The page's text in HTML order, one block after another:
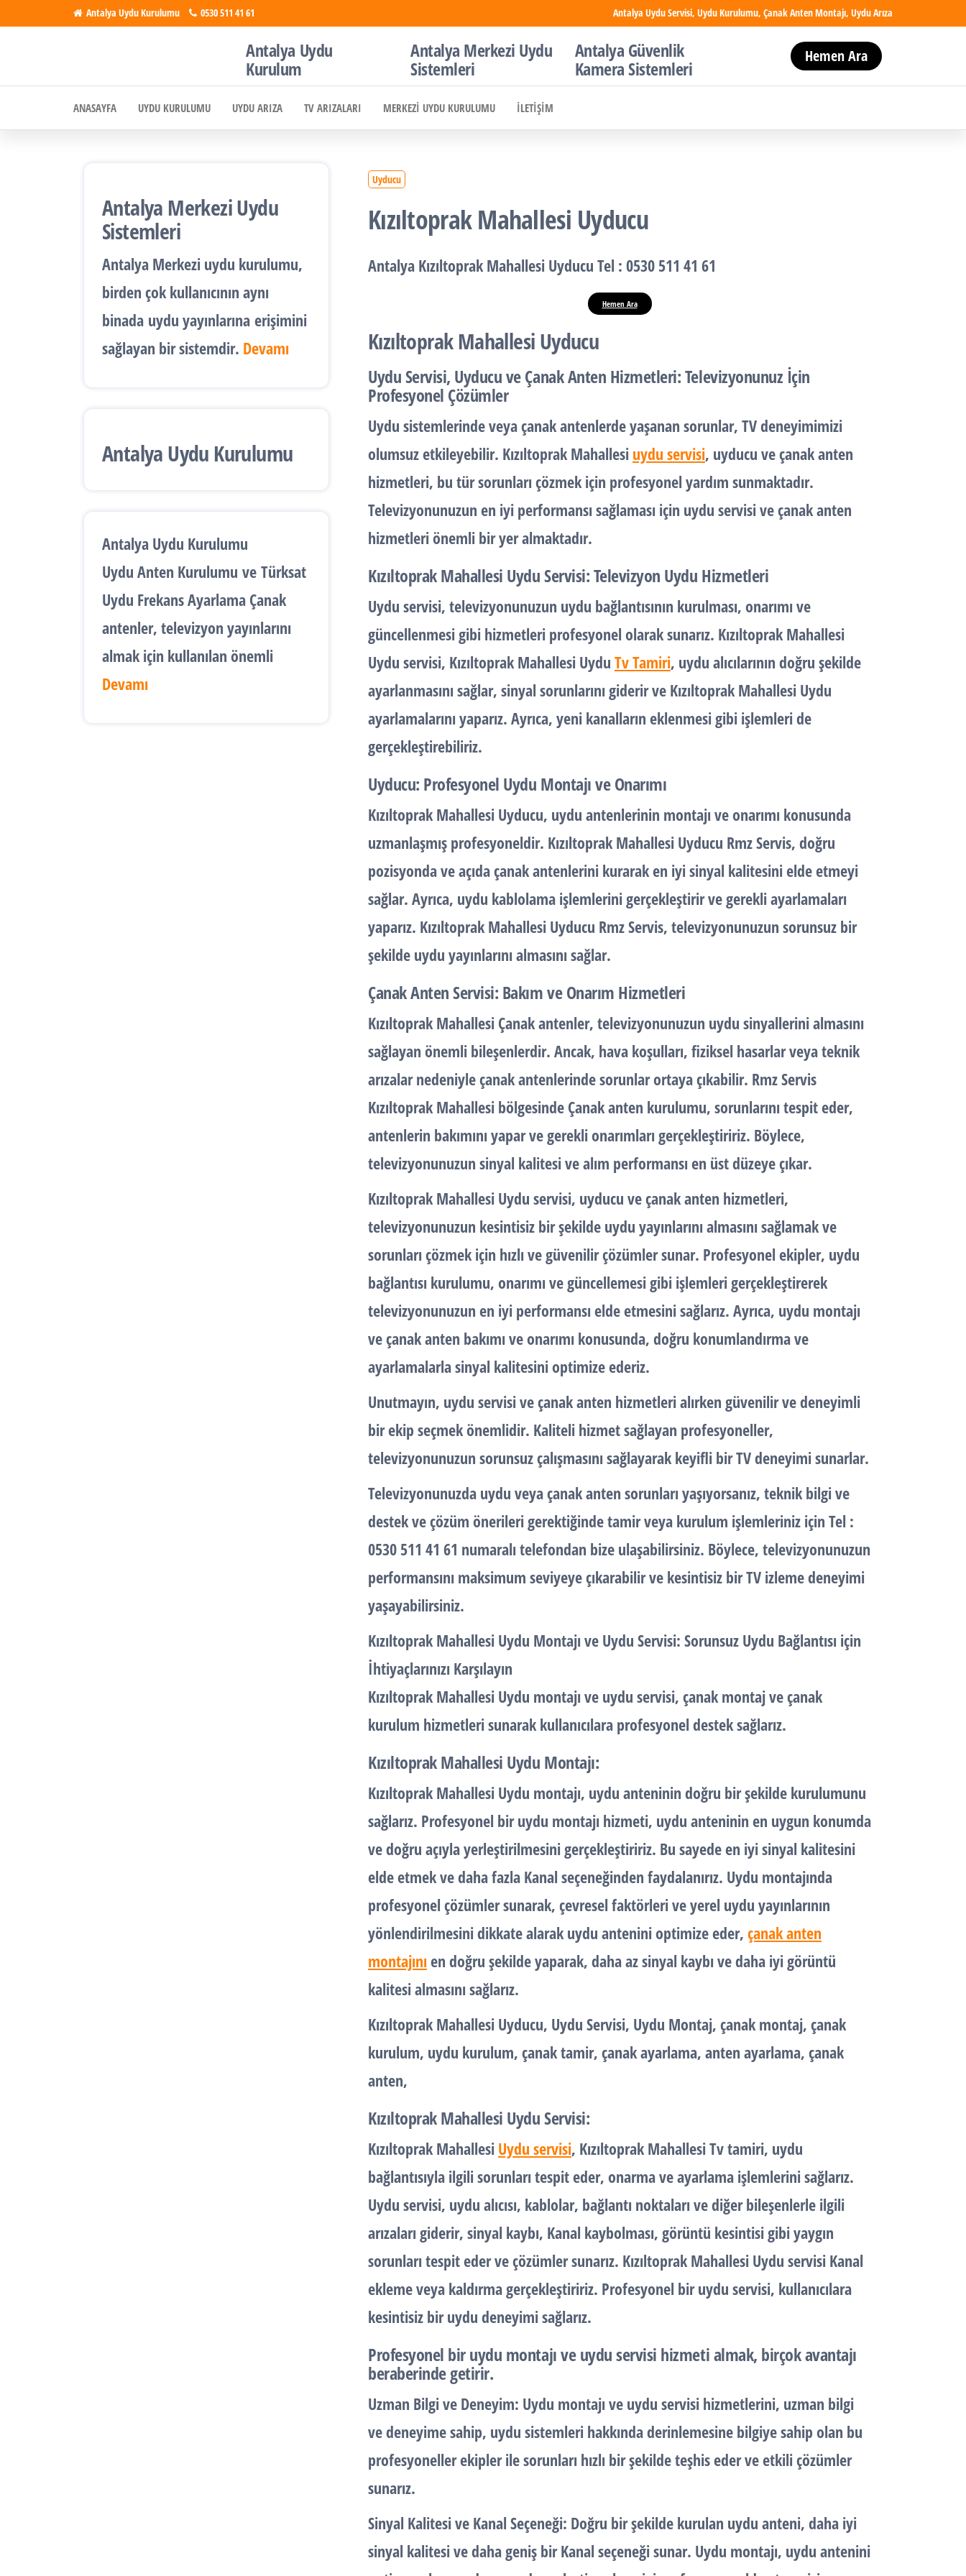
Antalya Uydu Kurulumu 0530 511 41 61 Antalya Uydu Servisi, Uydu Kurulumu, Çanak Anten Montajı, Uydu Arıza
Uydu
Kurulumu
Kurulumu
Antalya Uydu
Kurulum
Antalya Merkezi Uydu
Sistemleri
Antalya Güvenlik
Kamera Sistemleri
Hemen Ara
ANASAYFA UYDU KURULUMU UYDU ARIZA TV ARIZALARI MERKEZI UYDU KURULUMU İLETIŞIM
Uyducu
Kızıltoprak Mahallesi Uyducu
Antalya Kızıltoprak Mahallesi Uyducu Tel : 0530 511 41 61
Hemen Ara
Kızıltoprak Mahallesi Uyducu
Uydu Servisi, Uyducu ve Çanak Anten Hizmetleri: Televizyonunuz İçin
Profesyonel Çözümler
Uydu sistemlerinde veya çanak antenlerde yaşanan sorunlar, TV deneyimimizi
olumsuz etkileyebilir. Kızıltoprak Mahallesi uydu servisi, uyducu ve çanak anten
hizmetleri, bu tür sorunları çözmek için profesyonel yardım sunmaktadır.
Televizyonunuzun en iyi performansı sağlaması için uydu servisi ve çanak anten
hizmetleri önemli bir yer almaktadır.
Kızıltoprak Mahallesi Uydu Servisi: Televizyon Uydu Hizmetleri
Uydu servisi, televizyonunuzun uydu bağlantısının kurulması, onarımı ve
güncellenmesi gibi hizmetleri profesyonel olarak sunarız. Kızıltoprak Mahallesi
Uydu servisi, Kızıltoprak Mahallesi Uydu Tv Tamiri, uydu alıcılarının doğru şekilde
ayarlanmasını sağlar, sinyal sorunlarını giderir ve Kızıltoprak Mahallesi Uydu
ayarlamalarını yaparız. Ayrıca, yeni kanalların eklenmesi gibi işlemleri de
gerçekleştirebiliriz.
Uyducu: Profesyonel Uydu Montajı ve Onarımı
Kızıltoprak Mahallesi Uyducu, uydu antenlerinin montajı ve onarımı konusunda
uzmanlaşmış profesyoneldir. Kızıltoprak Mahallesi Uyducu Rmz Servis, doğru
pozisyonda ve açıda çanak antenlerini kurarak en iyi sinyal kalitesini elde etmeyi
sağlar. Ayrıca, uydu kablolama işlemlerini gerçekleştirir ve gerekli ayarlamaları
yaparız. Kızıltoprak Mahallesi Uyducu Rmz Servis, televizyonunuzun sorunsuz bir
şekilde uydu yayınlarını almasını sağlar.
Çanak Anten Servisi: Bakım ve Onarım Hizmetleri
Kızıltoprak Mahallesi Çanak antenler, televizyonunuzun uydu sinyallerini almasını
sağlayan önemli bileşenlerdir. Ancak, hava koşulları, fiziksel hasarlar veya teknik
arızalar nedeniyle çanak antenlerinde sorunlar ortaya çıkabilir. Rmz Servis
Kızıltoprak Mahallesi bölgesinde Çanak anten kurulumu, sorunlarını tespit eder,
antenlerin bakımını yapar ve gerekli onarımları gerçekleştiririz. Böylece,
televizyonunuzun sinyal kalitesi ve alım performansı en üst düzeye çıkar.
Kızıltoprak Mahallesi Uydu servisi, uyducu ve çanak anten hizmetleri,
televizyonunuzun kesintisiz bir şekilde uydu yayınlarını almasını sağlamak ve
sorunları çözmek için hızlı ve güvenilir çözümler sunar. Profesyonel ekipler, uydu
bağlantısı kurulumu, onarımı ve güncellemesi gibi işlemleri gerçekleştirerek
televizyonunuzun en iyi performansı elde etmesini sağlarız. Ayrıca, uydu montajı
ve çanak anten bakımı ve onarımı konusunda, doğru konumlandırma ve
ayarlamalarla sinyal kalitesini optimize ederiz.
Unutmayın, uydu servisiveçanak anten hizmetleri alırken güvenilir ve deneyimli
bir ekip seçmek önemlidir. Kaliteli hizmet sağlayan profesyoneller,
televizyonunuzun sorunsuz çalışmasını sağlayarak keyifli birTVdeneyimi sunarlar.
Televizyonunuzda uydu veyaçanak anten sorunları yaşıyorsanız, teknik bilgi ve
destek ve çözüm önerileri gerektiğinde tamir veya kurulum işlemleriniz için Tel :
0530 511 41 61 numaralı telefondan bize ulaşabilirsiniz. Böylece, televizyonunuzun
performansını maksimum seviyeye çıkarabilir ve kesintisiz bir TV izleme deneyimi
yaşayabilirsiniz.
Kızıltoprak Mahallesi Uydu Montajı ve Uydu Servisi: Sorunsuz Uydu Bağlantısı için
İhtiyaçlarınızı Karşılayın
Kızıltoprak Mahallesi Uydu montajı ve uydu servisi, çanak montaj ve çanak
kurulum hizmetleri sunarak kullanıcılara profesyonel destek sağlarız.
Kızıltoprak Mahallesi Uydu Montajı:
Kızıltoprak Mahallesi Uydu montajı, uydu anteninin doğru bir şekilde kurulumunu
sağlarız. Profesyonel bir uydu montajı hizmeti, uydu anteninin en uygun konumda
ve doğru açıyla yerleştirilmesini gerçekleştiririz. Bu sayede en iyi sinyal kalitesini
elde etmek ve daha fazla Kanal seçeneğinden faydalanırız. Uydu montajında
profesyonel çözümler sunarak, çevresel faktörleri ve yerel uydu yayınlarının
yönlendirilmesini dikkate alarak uydu antenini optimize eder, çanak anten
montajınıen doğru şekilde yaparak, daha az sinyal kaybı ve daha iyi görüntü
kalitesi almasını sağlarız.
Kızıltoprak Mahallesi Uyducu, Uydu Servisi, Uydu Montaj, çanak montaj, çanak
kurulum, uydu kurulum, çanak tamir, çanak ayarlama, anten ayarlama, çanak
anten,
Kızıltoprak Mahallesi Uydu Servisi:
Kızıltoprak Mahallesi Uydu servisi, Kızıltoprak Mahallesi Tv tamiri, uydu
bağlantısıyla ilgili sorunları tespit eder, onarma ve ayarlama işlemlerini sağlarız.
Uydu servisi, uydu alıcısı, kablolar, bağlantı noktaları ve diğer bileşenlerle ilgili
arızaları giderir, sinyal kaybı, Kanal kaybolması, görüntü kesintisi gibi yaygın
sorunları tespit eder ve çözümler sunarız. Kızıltoprak Mahallesi Uydu servisi Kanal
ekleme veya kaldırma gerçekleştiririz. Profesyonel bir uydu servisi, kullanıcılara
kesintisiz bir uydu deneyimi sağlarız.
Profesyonel bir uydu montajı ve uydu servisi hizmeti almak, birçok avantajı
beraberinde getirir.
Uzman Bilgi ve Deneyim: Uydu montajı ve uydu servisi hizmetlerini, uzman bilgi
ve deneyime sahip, uydu sistemleri hakkında derinlemesine bilgiye sahip olan bu
profesyoneller ekipler ile sorunları hızlı bir şekilde teşhis eder ve etkili çözümler
sunarız.
Sinyal Kalitesi ve Kanal Seçeneği: Doğru bir şekilde kurulan uydu anteni, daha iyi
sinyal kalitesi ve daha geniş bir Kanal seçeneği sunar. Uydu montajı, uydu antenini
Antalya Merkezi Uydu
Sistemleri
Antalya Merkezi uydu kurulumu,
birden çok kullanıcının aynı
binada uydu yayınlarına erişimini
sağlayan bir sistemdir. Devamı
Antalya Uydu Kurulumu
Antalya Uydu Kurulumu
Uydu Anten Kurulumu ve Türksat
Uydu Frekans Ayarlama Çanak
antenler, televizyon yayınlarını
almak için kullanılan önemli
Devamı